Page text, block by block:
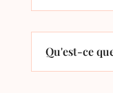
Qu'est-ce